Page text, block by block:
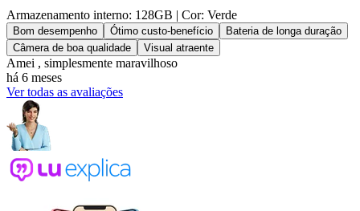
Armazenamento interno: 128GB | Cor: Verde
Bom desempenho Ótimo custo-benefício
Bateria de longa duração
Câmera de boa qualidade
Visual atraente
Amei , simplesmente maravilhoso
há 6 meses
Ver todas as avaliações